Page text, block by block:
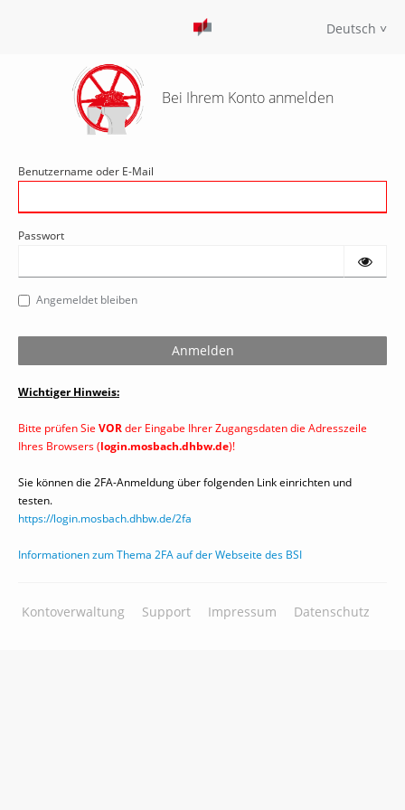
Deutsch
Bei Ihrem Konto anmelden
Benutzername oder E-Mail
Passwort
Angemeldet bleiben
Wichtiger Hinweis:
Bitte prüfen Sie VORder Eingabe Ihrer Zugangsdaten die Adresszeile
Ihres Browsers (login.mosbach.dhbw.de)!
Sie können die 2FA-Anmeldung über folgenden Link einrichten und
testen.
https://login.mosbach.dhbw.de/2fa
Informationen zum Thema 2FA auf der Webseite des BSI
Kontoverwaltung Support Impressum Datenschutz